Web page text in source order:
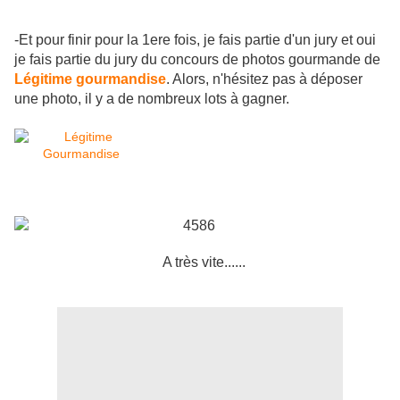
-Et pour finir pour la 1ere fois, je fais partie d'un jury et oui
je fais partie du jury du concours de photos gourmande de
Légitime gourmandise. Alors, n'hésitez pas à déposer
une photo, il y a de nombreux lots à gagner.
A très vite......